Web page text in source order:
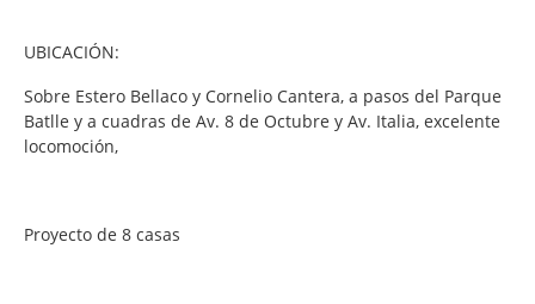
UBICACIÓN:
Sobre Estero Bellaco y Cornelio Cantera, a pasos del Parque
Batlle y a cuadras de Av. 8 de Octubre y Av. Italia, excelente
locomoción,
Proyecto de 8 casas